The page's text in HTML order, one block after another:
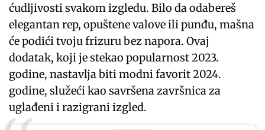
ćudljivosti svakom izgledu. Bilo da odabereš
elegantan rep, opuštene valove ili punđu, mašna
će podići tvoju frizuru bez napora. Ovaj
dodatak, koji je stekao popularnost 2023.
godine, nastavlja biti modni favorit 2024.
godine, služeći kao savršena završnica za
uglađeni i razigrani izgled.